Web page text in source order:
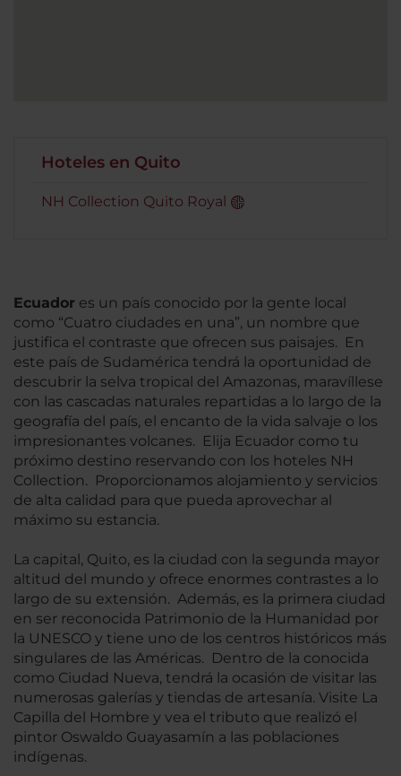
Hoteles en Quito
NH Collection Quito Royal
Ecuador es un país conocido por la gente local
como “Cuatro ciudades en una”, un nombre que
justifica el contraste que ofrecen sus paisajes. En
este país de Sudamérica tendrá la oportunidad de
descubrir la selva tropical del Amazonas, maravíllese
con las cascadas naturales repartidas a lo largo de la
geografía del país, el encanto de la vida salvaje o los
impresionantes volcanes. Elija Ecuador como tu
próximo destino reservando con los hoteles NH
Collection. Proporcionamos alojamiento y servicios
de alta calidad para que pueda aprovechar al
máximo su estancia.
La capital, Quito, es la ciudad con la segunda mayor
altitud del mundo y ofrece enormes contrastes a lo
largo de su extensión. Además, es la primera ciudad
en ser reconocida Patrimonio de la Humanidad por
la UNESCO y tiene uno de los centros históricos más
singulares de las Américas. Dentro de la conocida
como Ciudad Nueva, tendrá la ocasión de visitar las
numerosas galerías y tiendas de artesanía. Visite La
Capilla del Hombre y vea el tributo que realizó el
pintor Oswaldo Guayasamín a las poblaciones
indígenas.